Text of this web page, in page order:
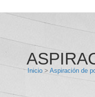
Inicio > Aspiración de